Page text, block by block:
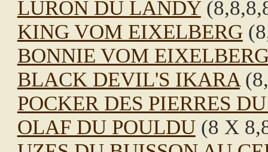
LURON DU LANDY
KING VOM EIXELBERG
BONNIE VOM
BLACK DEVIL'S IKARA
POCKER DES PIERRES
OLAF DU POULDU(8 X